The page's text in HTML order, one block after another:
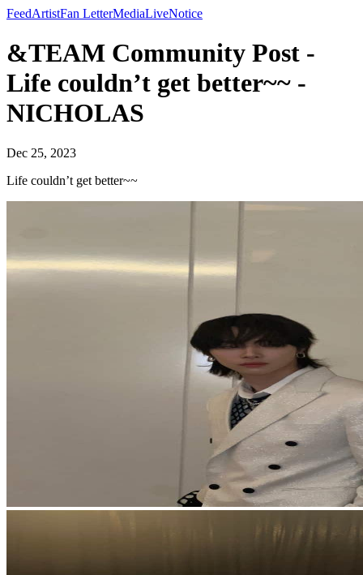
FeedArtistFan LetterMediaLiveNotice
&TEAM Community Post -
Life couldn’t get better~~ -
NICHOLAS
Dec 25, 2023
Life couldn’t get better~~